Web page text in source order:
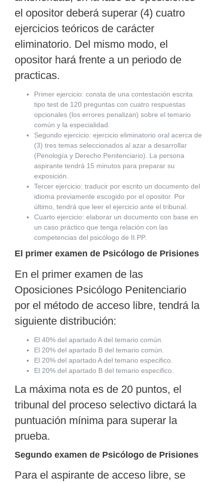
el opositor deberá superar (4) cuatro
ejercicios teóricos de carácter
eliminatorio. Del mismo modo, el
opositor hará frente a un periodo de
practicas.
Primer ejercicio: consta de una contestación escrita
tipo test de 120 preguntas con cuatro respuestas
opcionales (los errores penalizan) sobre el temario
común y la especialidad.
Segundo ejercicio: ejercicio eliminatorio oral acerca de
(3) tres temas seleccionados al azar a desarrollar
(Penología y Derecho Penitenciario). La persona
aspirante tendrá 15 minutos para preparar su
exposición.
Tercer ejercicio: traducir por escrito un documento del
idioma previamente escogido por el opositor. Por
último, tendrá que leer el ejercicio ante el tribunal.
Cuarto ejercicio: elaborar un documento con base en
un caso práctico que tenga relación con las
competencias del psicólogo de II.PP.
El primer examen de Psicólogo de Prisiones
En el primer examen de las
Oposiciones Psicólogo Penitenciario
por el método de acceso libre, tendrá la
siguiente distribución:
El 40% del apartado A del temario común.
El 20% del apartado B del temario común.
El 20% del apartado A del temario especifico.
El 20% del apartado B del temario especifico.
La máxima nota es de 20 puntos, el
tribunal del proceso selectivo dictará la
puntuación mínima para superar la
prueba.
Segundo examen de Psicólogo de Prisiones
Para el aspirante de acceso libre, se